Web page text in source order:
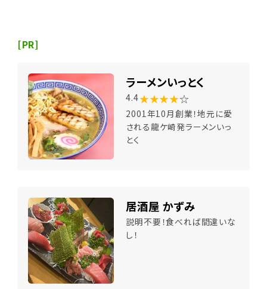
[PR]
ラーメンいっとく
4.4★★★★☆
2001年10月創業！地元に愛
される龍ケ崎発ラーメンいっ
とく
居酒屋 かずみ
説明不要！食べれば間違いな
し！